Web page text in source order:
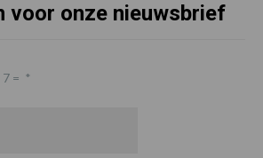
voor onze nieuwsbrief
= *